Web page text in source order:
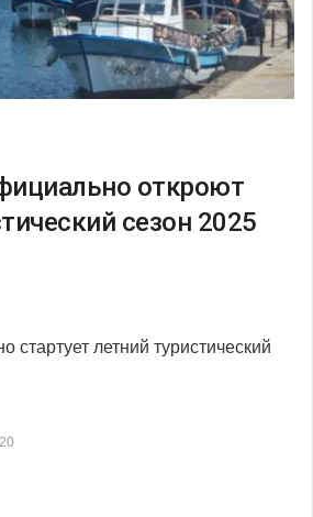
откроют
сезон 2025
стартует летний туристический